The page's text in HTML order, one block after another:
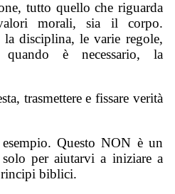
tutto quello che riguarda
morali, sia il corpo.
disciplina, le varie regole,
è necessario, la
trasmettere e fissare verità
Questo NON è un
per aiutarvi a iniziare a
biblici.